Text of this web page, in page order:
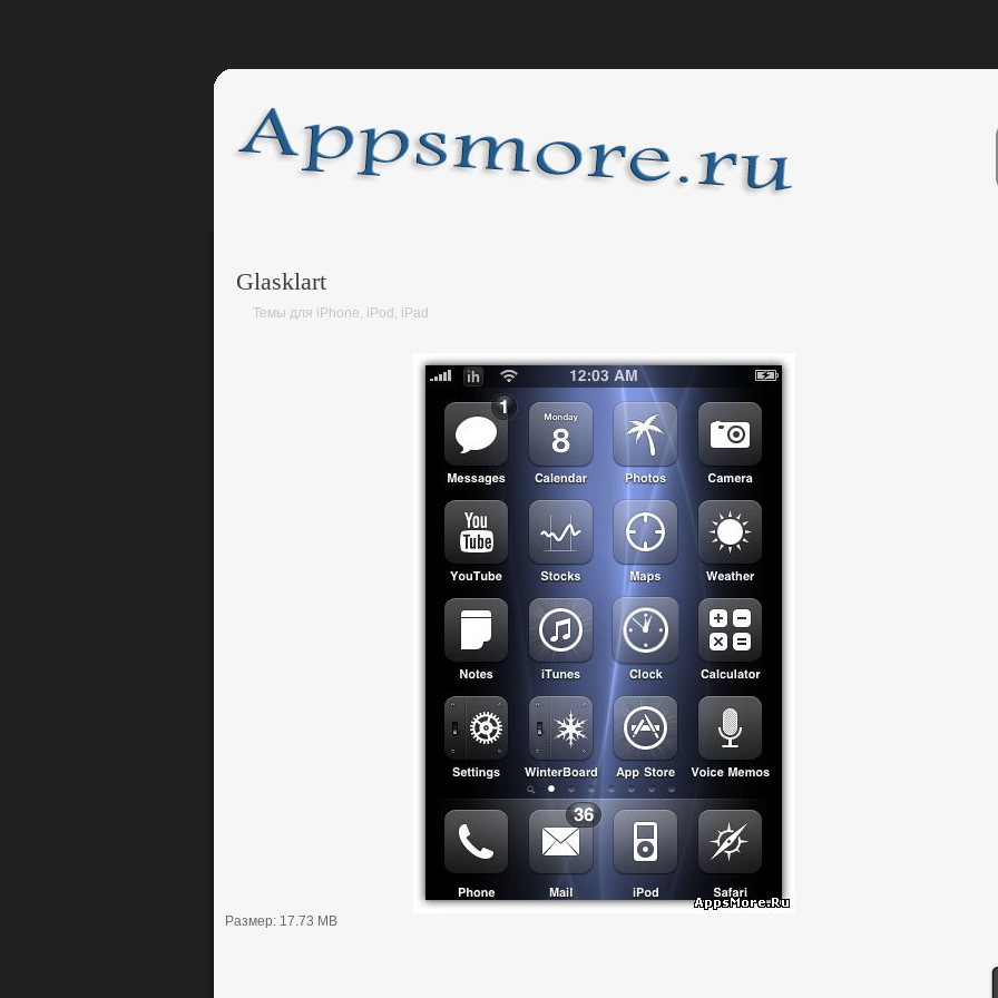
Glasklart
Темы для iPhone, iPod, iPad
Размер: 17.73 MB